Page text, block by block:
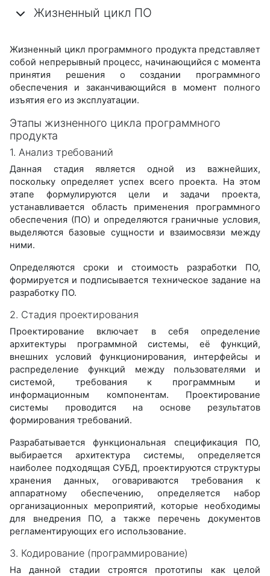
Жизненный цикл ПО
Жизненный цикл программного продукта представляет
собой непрерывный процесс, начинающийся с момента
принятия решения о создании программного
обеспечения и заканчивающийся в момент полного
изъятия его из эксплуатации.
Этапы жизненного цикла программного
продукта
1. Анализ требований
Данная стадия является одной из важнейших,
поскольку определяет успех всего проекта. На этом
этапе формулируются цели и задачи проекта,
устанавливается область применения программного
обеспечения (ПО) и определяются граничные условия,
выделяются базовые сущности и взаимосвязи между
ними.
Определяются сроки и стоимость разработки ПО,
формируется и подписывается техническое задание на
разработку ПО.
2. Стадия проектирования
Проектирование включает в себя определение
архитектуры программной системы, её функций,
внешних условий функционирования, интерфейсы и
распределение функций между пользователями и
системой, требования к программным и
информационным компонентам. Проектирование
системы проводится на основе результатов
формирования требований.
Разрабатывается функциональная спецификация ПО,
выбирается архитектура системы, определяется
наиболее подходящая СУБД, проектируются структуры
хранения данных, оговариваются требования к
аппаратному обеспечению, определяется набор
организационных мероприятий, которые необходимы
для внедрения ПО, а также перечень документов
регламентирующих его использование.
3. Кодирование (программирование)
На данной стадии строятся прототипы как целой